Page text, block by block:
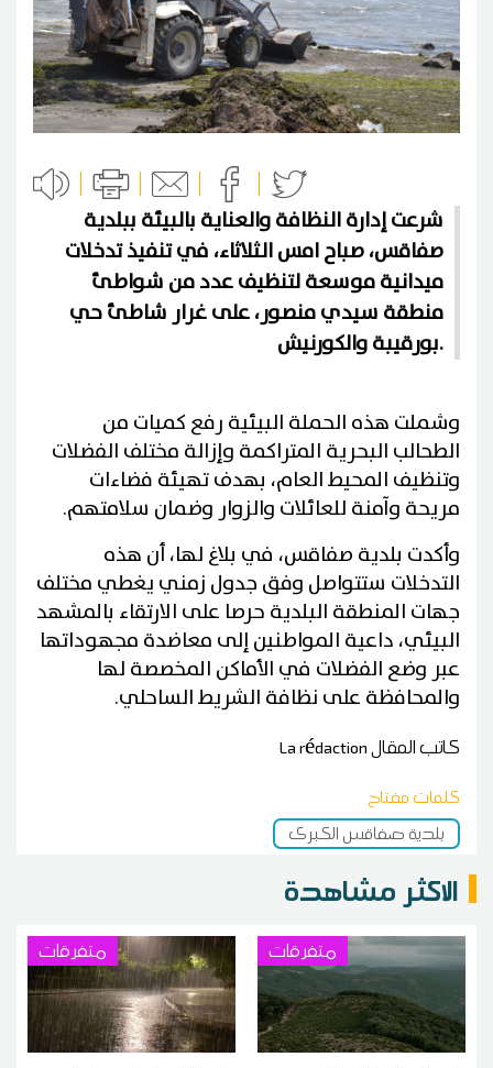
شرعت إدارة النظافة والعناية بالبيئة ببلدية
صفاقس، صباح امس الثلاثاء، في تنفيذ تدخلات
ميدانية موسعة لتنظيف عدد من شواطئ
منطقة سيدي منصور، على غرار شاطئ حي
بورقيبة والكورنيش.
وشملت هذه الحملة البيئية رفع كميات من
الطحالب البحرية المتراكمة وإزالة مختلف الفضلات
وتنظيف المحيط العام، بهدف تهيئة فضاءات
مريحة وآمنة للعائلات والزوار وضمان سلامتهم.
وأكدت بلدية صفاقس، في بلاغ لها، أن هذه
التدخلات ستتواصل وفق جدول زمني يغطي مختلف
جهات المنطقة البلدية حرصا على الارتقاء بالمشهد
البيئي، داعية المواطنين إلى معاضدة مجهوداتها
عبر وضع الفضلات في الأماكن المخصصة لها
والمحافظة على نظافة الشريط الساحلي.
كاتب المقالLa rédaction
كلمات مفتاح
بلدية صفاقس الكبرى
الاكثر مشاهدة
متفرقات متفرقات